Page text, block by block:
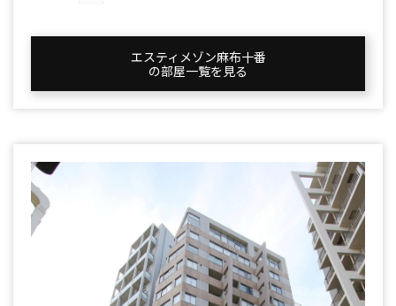
エスティメゾン麻布十番
の部屋一覧を⾒る